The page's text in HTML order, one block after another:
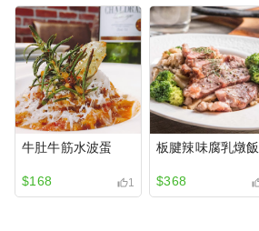
牛肚牛筋水波蛋
$168 1
板腱辣味腐乳燉飯
$368